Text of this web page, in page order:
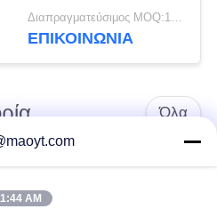
σακούλα Resealable
συγκολλά με
Διαπραγματεύσιμος MOQ:10000 κομμάτι / κομμάτια
ΕΠΙΚΟΙΝΩΝΙΑ
Όλα
επαναχρησιμοποιήσιμες
ziplock τσάντες
AM